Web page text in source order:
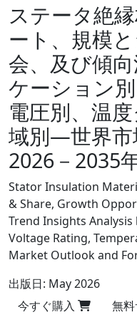
ステータ絶
ート、規模
会、及び傾
ケーション
電圧別、温
域別―世界市
2026－2035
Stator Insulation
& Share, Growth
Trend Insights
Voltage Rating,
Market Outlook and
出版日: May 2026
今すぐ購入
無